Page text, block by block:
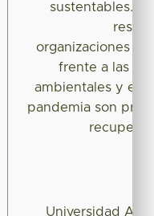
sustentables.
organizaciones
frente a las
ambientales y
pandemia son
Universidad